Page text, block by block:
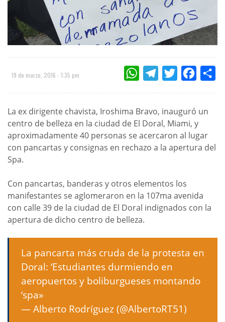
19 de marzo, 2016 - 1:35 pm WHATSAPPTELEGRAMTWITTER
La ex dirigente chavista, Iroshima Bravo, inauguró un
centro de belleza en la ciudad de El Doral, Miami, y
aproximadamente 40 personas se acercaron al lugar
con pancartas y consignas en rechazo a la apertura del
Spa.
Con pancartas, banderas y otros elementos los
manifestantes se aglomeraron en la 107ma avenida
con calle 39 de la ciudad de El Doral indignados con la
apertura de dicho centro de belleza.
La pancarta más cruda de la protesta en
Doral: ‘Estudiantes durmiendo en
aeropuertos y boliburgueses montando
‘spa»
— Alberto Rodríguez (@AlbertoRT51)